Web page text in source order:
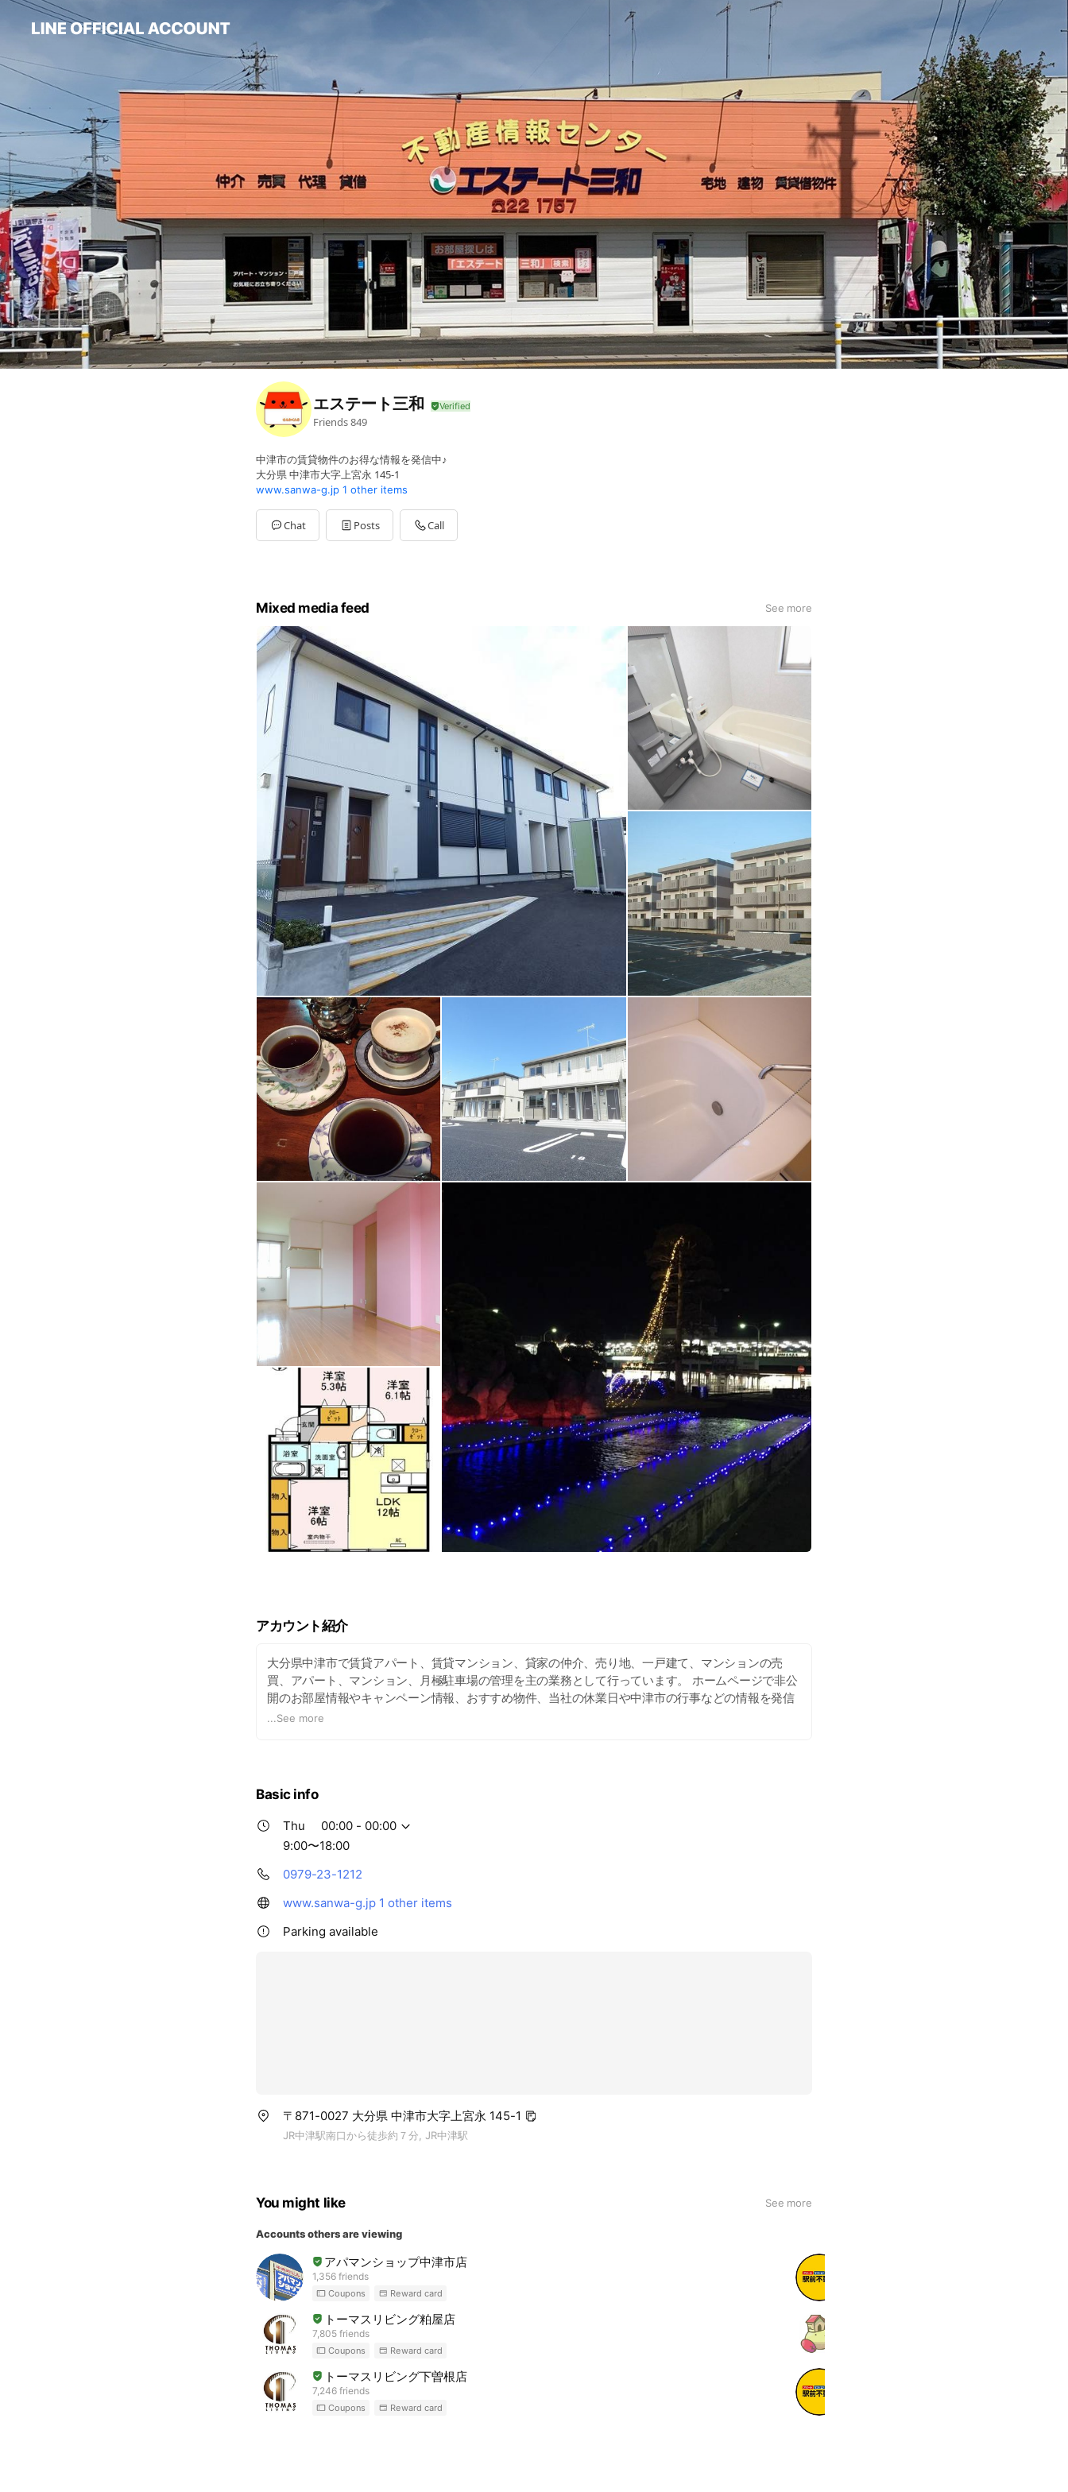
エステート三和
Friends849
中津市の賃貸物件のお得な情報を発信中♪
大分県 中津市大字上宮永 145-1
www.sanwa-g.jp 1 other items
Chat Posts Call
Mixed media feed See more
アカウント紹介
大分県中津市で賃貸アパート、賃貸マンション、貸家の仲介、売り地、一戸建て、マンションの売
買、アパート、マンション、月極駐車場の管理を主の業務として行っています。 ホームページで非公
開のお部屋情報やキャンペーン情報、おすすめ物件、当社の休業日や中津市の行事などの情報を発信
していきます。
...See more
Basic info
Thu
00:00 - 00:00
9:00〜18:00
0979-23-1212
www.sanwa-g.jp 1 other items
Parking available
〒871-0027 大分県 中津市大字上宮永 145-1
JR中津駅南口から徒歩約７分, JR中津駅
You might like See more
Accounts others are viewing
アパマンショップ中津市店
1,356 friends
Coupons Reward card
トーマスリビング粕屋店
7,805 friends
Coupons Reward card
トーマスリビング下曽根店
7,246 friends
Coupons Reward card